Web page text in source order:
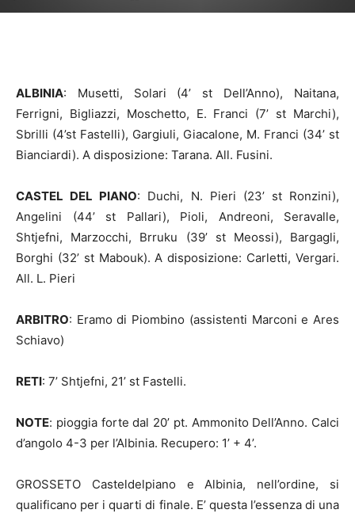
ALBINIA: Musetti, Solari (4’ st Dell’Anno), Naitana,
Ferrigni, Bigliazzi, Moschetto, E. Franci (7’ st Marchi),
Sbrilli (4’st Fastelli), Gargiuli, Giacalone, M. Franci (34’ st
Bianciardi). A disposizione: Tarana. All. Fusini.
CASTEL DEL PIANO: Duchi, N. Pieri (23’ st Ronzini),
Angelini (44’ st Pallari), Pioli, Andreoni, Seravalle,
Shtjefni, Marzocchi, Brruku (39’ st Meossi), Bargagli,
Borghi (32’ st Mabouk). A disposizione: Carletti, Vergari.
All. L. Pieri
ARBITRO: Eramo di Piombino (assistenti Marconi e Ares
Schiavo)
RETI: 7’ Shtjefni, 21’ st Fastelli.
NOTE: pioggia forte dal 20’ pt. Ammonito Dell’Anno. Calci
d’angolo 4-3 per l’Albinia. Recupero: 1’ + 4’.
GROSSETO Casteldelpiano e Albinia, nell’ordine, si
qualificano per i quarti di finale. E’ questa l’essenza di una